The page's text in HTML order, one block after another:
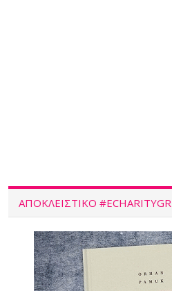
ΑΠΟΚΛΕΙΣΤΙΚΌ #ECHARITYGR